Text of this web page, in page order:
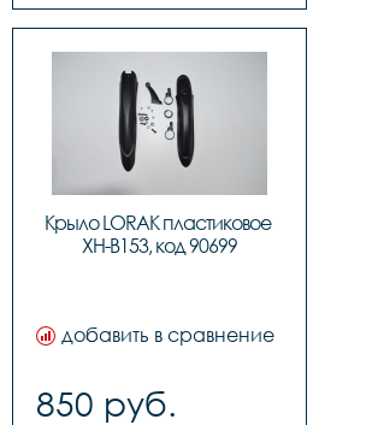
Крыло LORAK пластиковое
XH-B153, код 90699
добавить в сравнение
850 руб.